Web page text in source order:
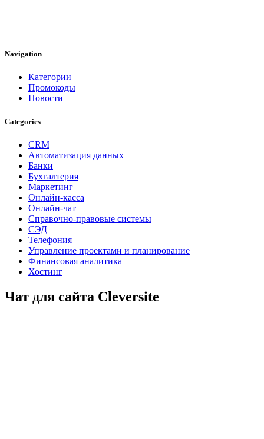
Navigation
Категории
Промокоды
Новости
Categories
CRM
Автоматизация данных
Банки
Бухгалтерия
Маркетинг
Онлайн-касса
Онлайн-чат
Справочно-правовые системы
СЭД
Телефония
Управление проектами и планирование
Финансовая аналитика
Хостинг
Чат для сайта Cleversite